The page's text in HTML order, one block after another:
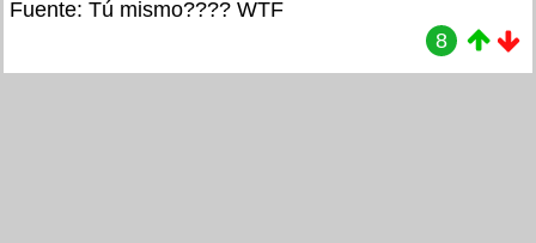
Fuente: Tú mismo???? WTF
8